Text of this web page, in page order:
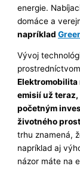
energie.
domáce a
napríklad
Vývoj
Elektromobilita
emisií už teraz,
početným
životného
trhu znamená,
napríklad aj
názor máte na